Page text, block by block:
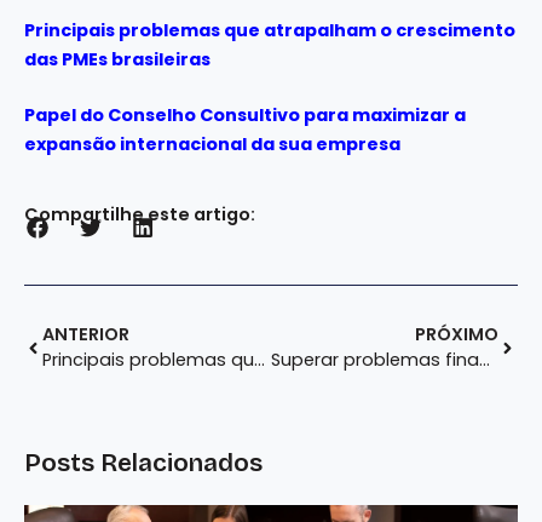
Principais problemas que atrapalham o crescimento
das PMEs brasileiras
Papel do Conselho Consultivo para maximizar a
expansão internacional da sua empresa
Compartilhe este artigo:
ANTERIOR
Principais problemas que atrapalham o crescimento das PMEs brasileiras
PRÓXIMO
Superar problemas financeiros também melhora o desempenho das empresas
Posts Relacionados